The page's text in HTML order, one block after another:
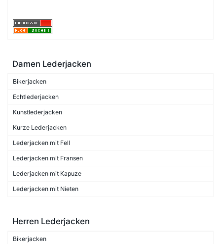
Damen Lederjacken
Bikerjacken
Echtlederjacken
Kunstlederjacken
Kurze Lederjacken
Lederjacken mit Fell
Lederjacken mit Fransen
Lederjacken mit Kapuze
Lederjacken mit Nieten
Herren Lederjacken
Bikerjacken